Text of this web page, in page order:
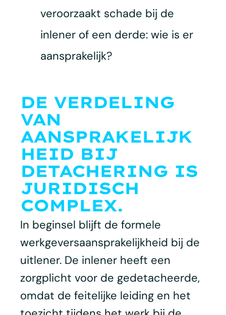
veroorzaakt schade bij de
inlener of een derde: wie is er
aansprakelijk?
DE VERDELING
VAN
AANSPRAKELIJK
HEID BIJ
DETACHERING IS
JURIDISCH
COMPLEX.
In beginsel blijft de formele
werkgeversaansprakelijkheid bij de
uitlener. De inlener heeft een
zorgplicht voor de gedetacheerde,
omdat de feitelijke leiding en het